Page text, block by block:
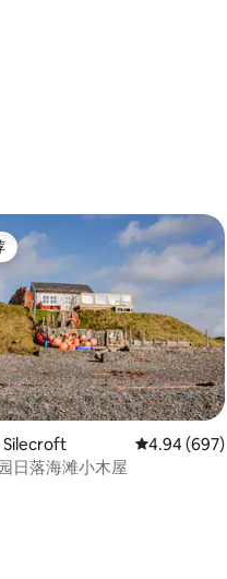
），共 169 条评价
推荐」
Silecroft 平均评分
4.94 (697)
日落海滩小木屋